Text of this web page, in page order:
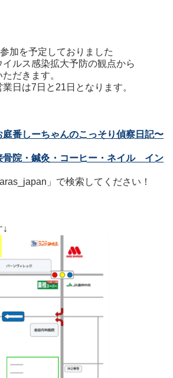
加を予定しておりました
ルス感染拡大予防の観点から
だきます。
日は7日と21日となります。
庭番しーちゃんのこっそり偵察日記〜
骨院・鍼灸・コーヒー・ネイル イン
」で検索してください！